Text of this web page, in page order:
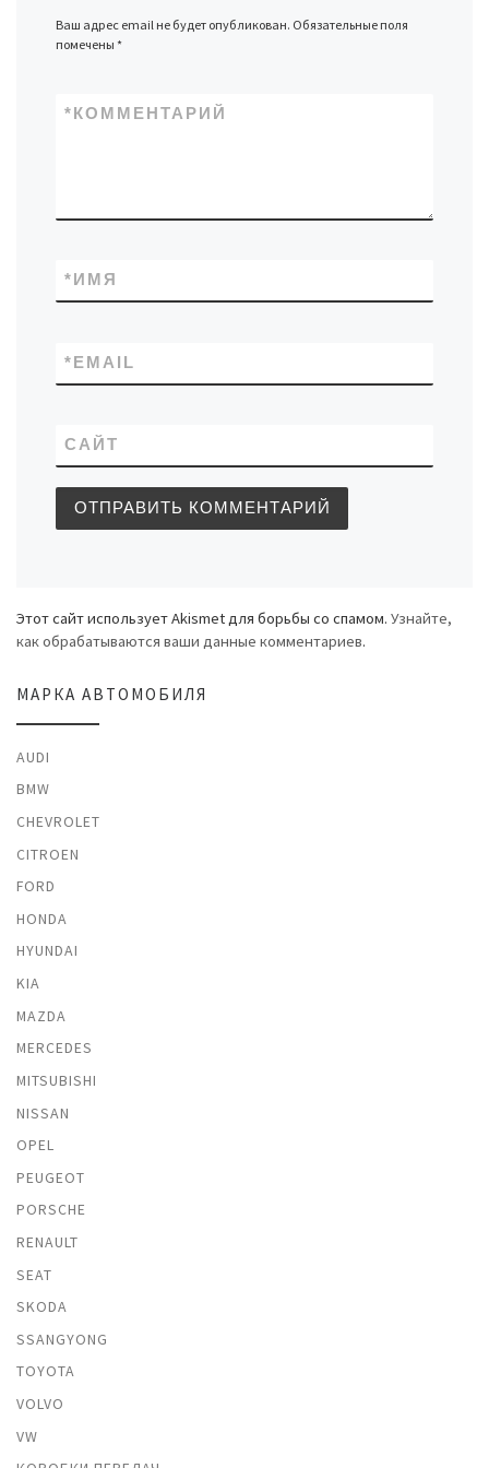
Ваш адрес email не будет опубликован. Обязательные поля
помечены*
КОММЕНТАРИЙ
*
ИМЯ
*
EMAIL
*
САЙТ
Этот сайт использует Akismet для борьбы со спамом. Узнайте,
как обрабатываются ваши данные комментариев.
МАРКА АВТОМОБИЛЯ
AUDI
BMW
CHEVROLET
CITROEN
FORD
HONDA
HYUNDAI
KIA
MAZDA
MERCEDES
MITSUBISHI
NISSAN
OPEL
PEUGEOT
PORSCHE
RENAULT
SEAT
SKODA
SSANGYONG
TOYOTA
VOLVO
VW